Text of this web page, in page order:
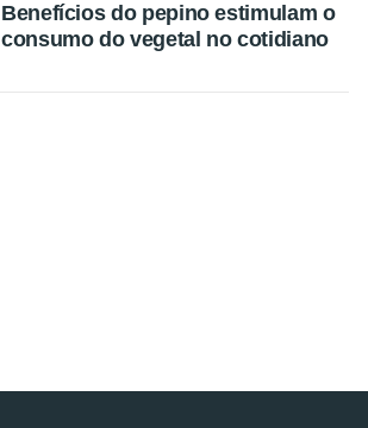
Benefícios do pepino estimulam o
consumo do vegetal no cotidiano